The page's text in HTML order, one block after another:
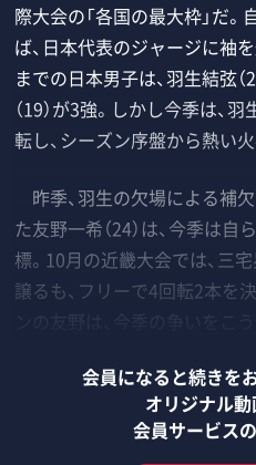
際大会の「各国の最大枠」だ
ば、日本代表のジャージに袖
までの日本男子は、羽生結弦（
（19）が3強。しかし今季は、
転し、シーズン序盤から熱い
昨季、羽生の欠場による補
た友野一希（24）は、今季は
標。10月の近畿大会では、三
譲るも、フリーで4回転2本を
会員になると続きを
オリジナル動
会員サービス